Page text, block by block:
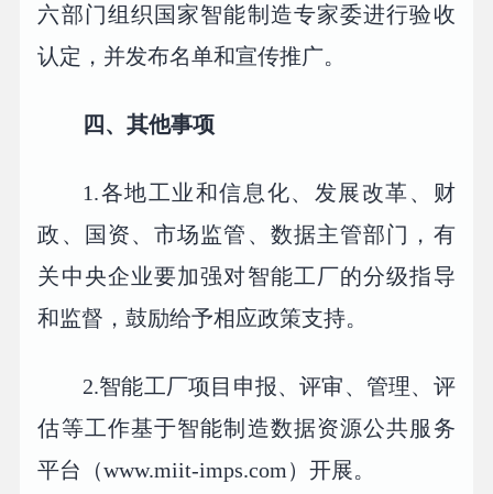
六部门组织国家智能制造专家委进行验收
认定，并发布名单和宣传推广。
四、其他事项
1.各地工业和信息化、发展改革、财
政、国资、市场监管、数据主管部门，有
关中央企业要加强对智能工厂的分级指导
和监督，鼓励给予相应政策支持。
2.智能工厂项目申报、评审、管理、评
估等工作基于智能制造数据资源公共服务
平台（www.miit-imps.com）开展。